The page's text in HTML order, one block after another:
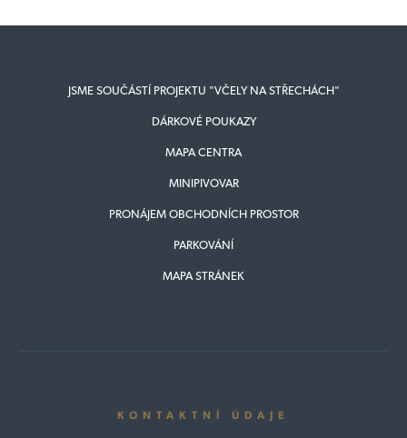
JSME SOUČÁSTÍ PROJEKTU "VČELY NA STŘECHÁCH"
DÁRKOVÉ POUKAZY
MAPA CENTRA
MINIPIVOVAR
PRONÁJEM OBCHODNÍCH PROSTOR
PARKOVÁNÍ
MAPA STRÁNEK
KONTAKTNÍ ÚDAJE